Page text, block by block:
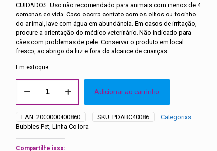
CUIDADOS: Uso não recomendado para animais com menos de 4
semanas de vida. Caso ocorra contato com os olhos ou focinho
do animal, lave com água em abundância. Em casos de irritação,
procure a orientação do médico veterinário. Não indicado para
cães com problemas de pele. Conservar o produto em local
fresco, ao abrigo da luz e fora do alcance de crianças.
Em estoque
PET
COLLORA
100G
(VERMELHA)
-
Bubbles
Adicionar ao carrinho
EAN: 2000000400860 SKU: PDABC40086
Categorias:
Bubbles Pet Linha Collora
Compartilhe isso: